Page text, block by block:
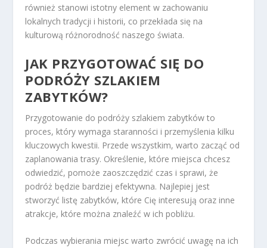
również stanowi istotny element w zachowaniu
lokalnych tradycji i historii, co przekłada się na
kulturową różnorodność naszego świata.
JAK PRZYGOTOWAĆ SIĘ DO
PODRÓŻY SZLAKIEM
ZABYTKÓW?
Przygotowanie do podróży szlakiem zabytków to
proces, który wymaga staranności i przemyślenia kilku
kluczowych kwestii. Przede wszystkim, warto zacząć od
zaplanowania trasy. Określenie, które miejsca chcesz
odwiedzić, pomoże zaoszczędzić czas i sprawi, że
podróż będzie bardziej efektywna. Najlepiej jest
stworzyć listę zabytków, które Cię interesują oraz inne
atrakcje, które można znaleźć w ich pobliżu.
Podczas wybierania miejsc warto zwrócić uwagę na ich